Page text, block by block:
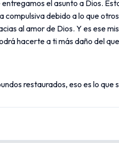
el asunto a Dios.
debido a lo que
al amor de Dios. Y es ese
hacerte a ti más daño del
restaurados, eso es lo que